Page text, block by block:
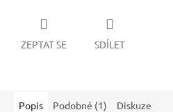
ZEPTAT SE SDÍLET
Popis Podobné (1) Diskuze